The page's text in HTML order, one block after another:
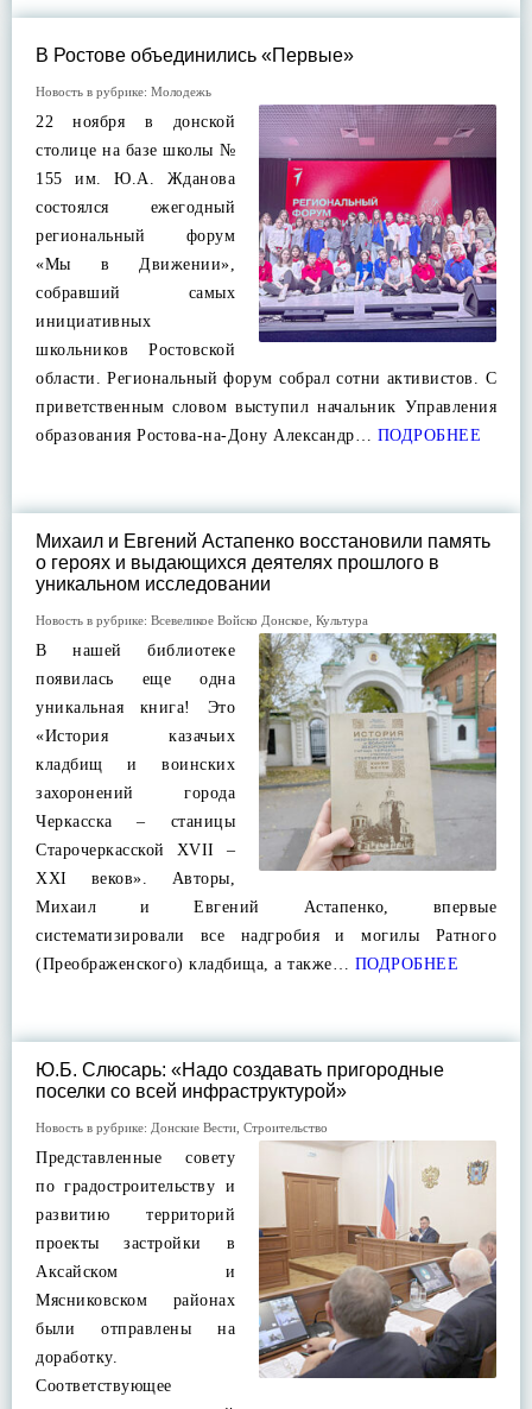
В Ростове объединились «Первые»
Новость в рубрике: Молодежь
22 ноября в донской
столице на базе школы №
155 им. Ю.А. Жданова
состоялся ежегодный
региональный форум
«Мы в Движении»,
собравший самых
инициативных
школьников Ростовской
области. Региональный форум собрал сотни активистов. С
приветственным словом выступил начальник Управления
образования Ростова-на-Дону Александр… ПОДРОБНЕЕ
Михаил и Евгений Астапенко восстановили память
о героях и выдающихся деятелях прошлого в
уникальном исследовании
Новость в рубрике: Всевеликое Войско Донское Культура
В нашей библиотеке
появилась еще одна
уникальная книга! Это
«История казачьих
кладбищ и воинских
захоронений города
Черкасска – станицы
Старочеркасской XVII –
XXI веков». Авторы,
Михаил и Евгений Астапенко, впервые
систематизировали все надгробия и могилы Ратного
(Преображенского) кладбища, а также… ПОДРОБНЕЕ
Ю.Б. Слюсарь: «Надо создавать пригородные
поселки со всей инфраструктурой»
Новость в рубрике: Донские Вести Строительство
Представленные совету
по градостроительству и
развитию территорий
проекты застройки в
Аксайском и
Мясниковском районах
были отправлены на
доработку.
Соответствующее